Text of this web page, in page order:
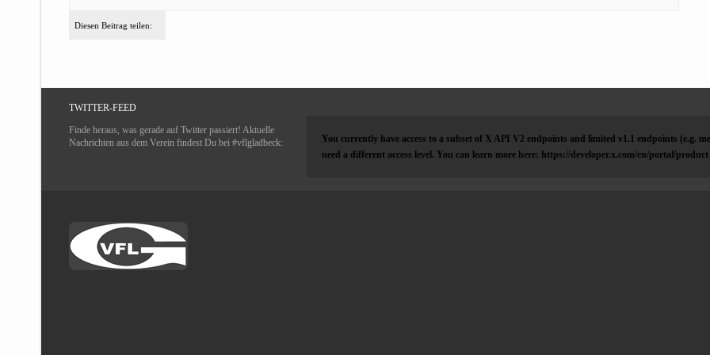
Diesen Beitrag teilen:
TWITTER-FEED
Finde heraus, was gerade auf Twitter passiert! Aktuelle
Nachrichten aus dem Verein findest Du bei #vflgladbeck:
You currently have access to a subset of X API V2 endpoints and limited v1.1 endpoints (e.g.
need a different access level. You can learn more here: https://developer.x.com/en/portal/product